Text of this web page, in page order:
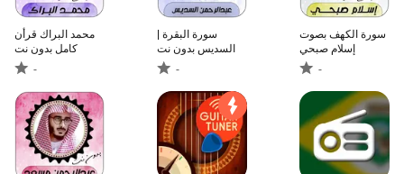
محمد البراك قرأن
كامل بدون نت
-
سورة البقرة |
السديس بدون نت
-
سورة الكهف بصوت
إسلام صبحي
-